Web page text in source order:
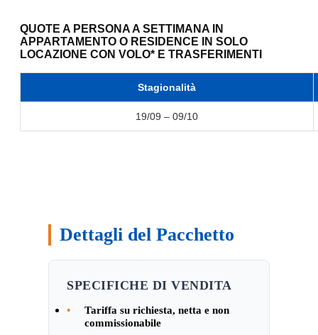
QUOTE A PERSONA A SETTIMANA IN
APPARTAMENTO O RESIDENCE IN SOLO
LOCAZIONE CON VOLO* E TRASFERIMENTI
Stagionalità
19/09 – 09/10
Dettagli del Pacchetto
SPECIFICHE DI VENDITA
•
Tariffa su richiesta, netta e non
commissionabile